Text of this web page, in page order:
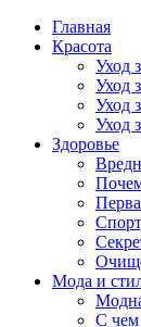
Главная
Красота
Уход
Уход
Уход
Уход
Здоровье
Мода и
С чем